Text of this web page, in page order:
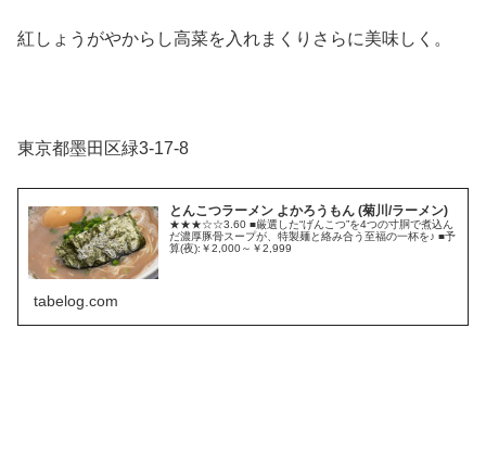
紅しょうがやからし高菜を入れまくりさらに美味しく。
東京都墨田区緑3-17-8
とんこつラーメン よかろうもん (菊川/ラーメン)
★★★☆☆3.60 ■厳選した“げんこつ”を4つの寸胴で煮込ん
だ濃厚豚骨スープが、特製麺と絡み合う至福の一杯を♪ ■予
算(夜):￥2,000～￥2,999
tabelog.com